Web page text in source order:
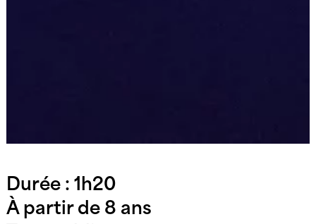
Durée : 1h20
À partir de 8 ans